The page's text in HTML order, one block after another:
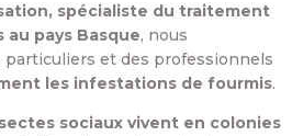
spécialiste du traitement
au pays Basque, nous
et des professionnels
les infestations de fourmis.
sociaux vivent en colonies